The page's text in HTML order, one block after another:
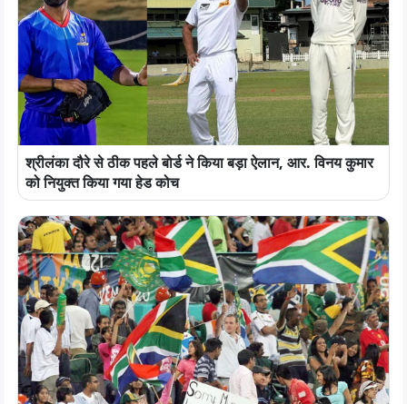
श्रीलंका दौरे से ठीक पहले बोर्ड ने किया बड़ा ऐलान, आर. विनय कुमार
को नियुक्त किया गया हेड कोच